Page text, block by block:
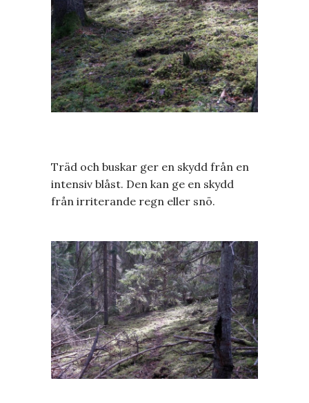
Träd och buskar ger en skydd från en
intensiv blåst. Den kan ge en skydd
från irriterande regn eller snö.